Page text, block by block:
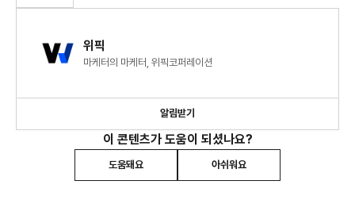
위픽
마케터의 마케터, 위픽코퍼레이션
알림받기
이 콘텐츠가 도움이 되셨나요?
도움돼요 아쉬워요